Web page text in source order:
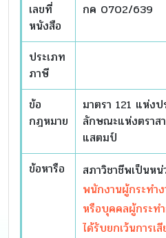
เลขที่
หนังสือ
กค 0702/639
ประเภท
ภาษี
ข้อ
กฎหมาย
มาตรา 121 แห่ง
ลักษณะแห่งตราส
แสตมป์
ข้อหารือ
สภาวิชาชีพเป็นห
พนักงานผู้กระทำ
หรือบุคคลผู้กระท
ได้รับยกเว้นการเ